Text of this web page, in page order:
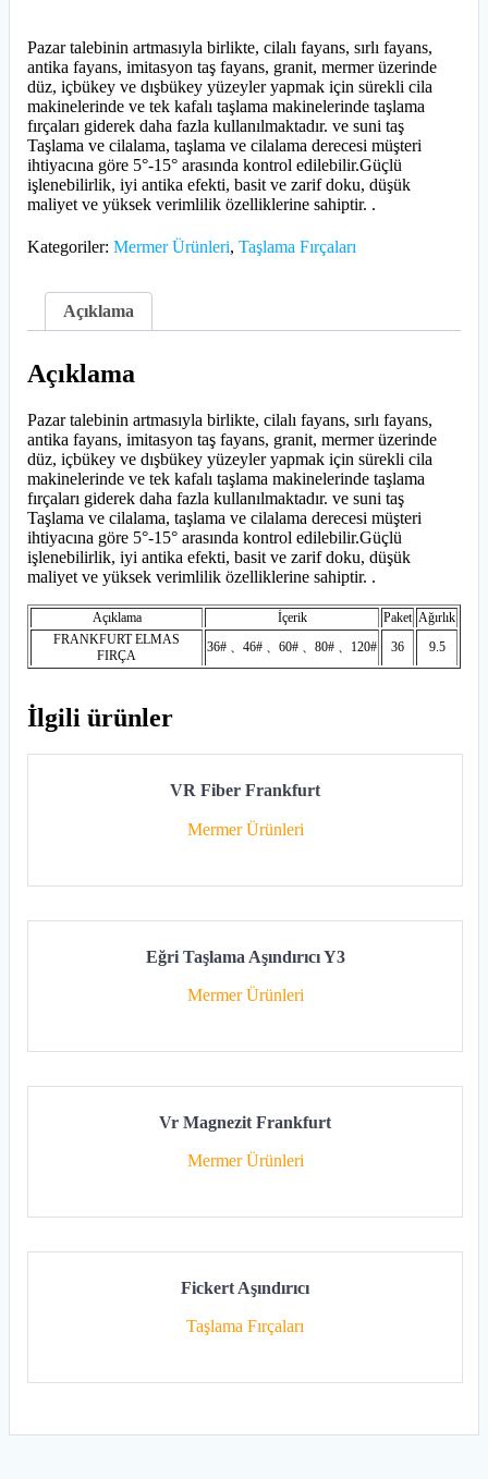
Pazar talebinin artmasıyla birlikte, cilalı fayans, sırlı fayans,
antika fayans, imitasyon taş fayans, granit, mermer üzerinde
düz, içbükey ve dışbükey yüzeyler yapmak için sürekli cila
makinelerinde ve tek kafalı taşlama makinelerinde taşlama
fırçaları giderek daha fazla kullanılmaktadır. ve suni taş
Taşlama ve cilalama, taşlama ve cilalama derecesi müşteri
ihtiyacına göre 5°-15° arasında kontrol edilebilir.Güçlü
işlenebilirlik, iyi antika efekti, basit ve zarif doku, düşük
maliyet ve yüksek verimlilik özelliklerine sahiptir. .
Kategoriler: Mermer Ürünleri, Taşlama Fırçaları
Açıklama
Açıklama
Pazar talebinin artmasıyla birlikte, cilalı fayans, sırlı fayans,
antika fayans, imitasyon taş fayans, granit, mermer üzerinde
düz, içbükey ve dışbükey yüzeyler yapmak için sürekli cila
makinelerinde ve tek kafalı taşlama makinelerinde taşlama
fırçaları giderek daha fazla kullanılmaktadır. ve suni taş
Taşlama ve cilalama, taşlama ve cilalama derecesi müşteri
ihtiyacına göre 5°-15° arasında kontrol edilebilir.Güçlü
işlenebilirlik, iyi antika efekti, basit ve zarif doku, düşük
maliyet ve yüksek verimlilik özelliklerine sahiptir. .
Açıklama İçerik Paket Ağırlık
FRANKFURT ELMAS
FIRÇA
36# 、46# 、60# 、80# 、120# 36 9.5
İlgili ürünler
VR Fiber Frankfurt
Mermer Ürünleri
Eğri Taşlama Aşındırıcı Y3
Mermer Ürünleri
Vr Magnezit Frankfurt
Mermer Ürünleri
Fickert Aşındırıcı
Taşlama Fırçaları